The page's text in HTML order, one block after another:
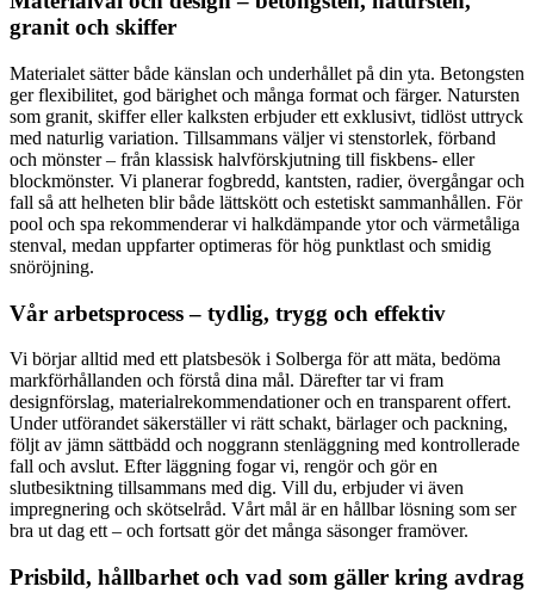
granit och skiffer
Materialet sätter både känslan och underhållet på din yta. Betongsten
ger flexibilitet, god bärighet och många format och färger. Natursten
som granit, skiffer eller kalksten erbjuder ett exklusivt, tidlöst uttryck
med naturlig variation. Tillsammans väljer vi stenstorlek, förband
och mönster – från klassisk halvförskjutning till fiskbens- eller
blockmönster. Vi planerar fogbredd, kantsten, radier, övergångar och
fall så att helheten blir både lättskött och estetiskt sammanhållen. För
pool och spa rekommenderar vi halkdämpande ytor och värmetåliga
stenval, medan uppfarter optimeras för hög punktlast och smidig
snöröjning.
Vår arbetsprocess – tydlig, trygg och effektiv
Vi börjar alltid med ett platsbesök i Solberga för att mäta, bedöma
markförhållanden och förstå dina mål. Därefter tar vi fram
designförslag, materialrekommendationer och en transparent offert.
Under utförandet säkerställer vi rätt schakt, bärlager och packning,
följt av jämn sättbädd och noggrann stenläggning med kontrollerade
fall och avslut. Efter läggning fogar vi, rengör och gör en
slutbesiktning tillsammans med dig. Vill du, erbjuder vi även
impregnering och skötselråd. Vårt mål är en hållbar lösning som ser
bra ut dag ett – och fortsatt gör det många säsonger framöver.
Prisbild, hållbarhet och vad som gäller kring avdrag